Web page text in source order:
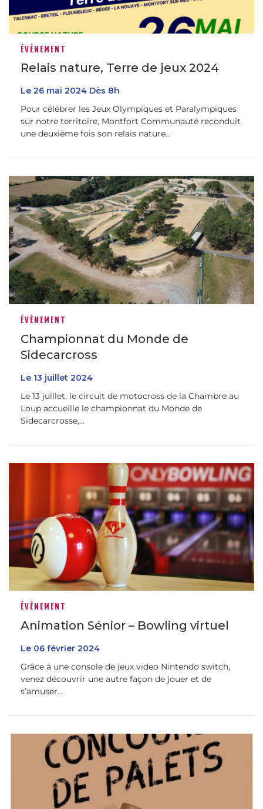
ÉVÉNEMENT
Relais nature, Terre de jeux 2024
Le 26 mai 2024 Dès 8h
Pour célébrer les Jeux Olympiques et Paralympiques
sur notre territoire, Montfort Communauté reconduit
une deuxième fois son relais nature...
ÉVÉNEMENT
Championnat du Monde de
Sidecarcross
Le 13 juillet 2024
Le 13 juillet, le circuit de motocross de la Chambre au
Loup accueille le championnat du Monde de
Sidecarcrosse,...
ÉVÉNEMENT
Animation Sénior – Bowling virtuel
Le 06 février 2024
Grâce à une console de jeux video Nintendo switch,
venez découvrir une autre façon de jouer et de
s’amuser...